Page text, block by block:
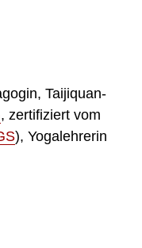
Taijiquan-
, zertifiziert vom
), Yogalehrerin